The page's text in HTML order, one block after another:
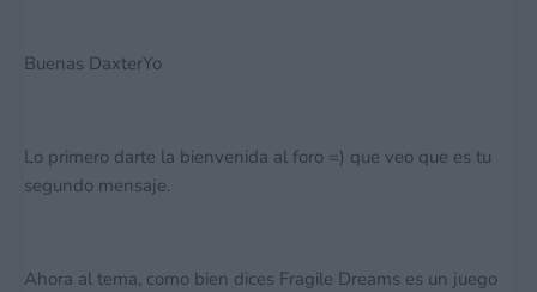
Buenas DaxterYo
Lo primero darte la bienvenida al foro =) que veo que es tu
segundo mensaje.
Ahora al tema, como bien dices Fragile Dreams es un juego